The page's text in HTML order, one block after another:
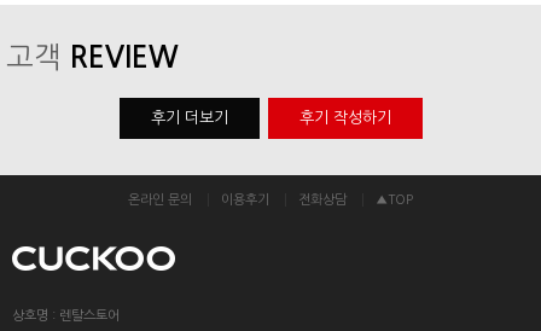
고객 REVIEW
후기 더보기 후기 작성하기
온라인 문의 이용후기 전화상담 ▲TOP
상호명 : 렌탈스토어